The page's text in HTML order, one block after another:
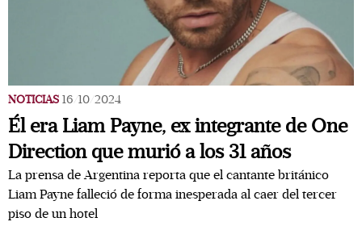
NOTICIAS 16/10/2024
Él era Liam Payne, ex integrante de One
Direction que murió a los 31 años
La prensa de Argentina reporta que el cantante británico
Liam Payne falleció de forma inesperada al caer del tercer
piso de un hotel